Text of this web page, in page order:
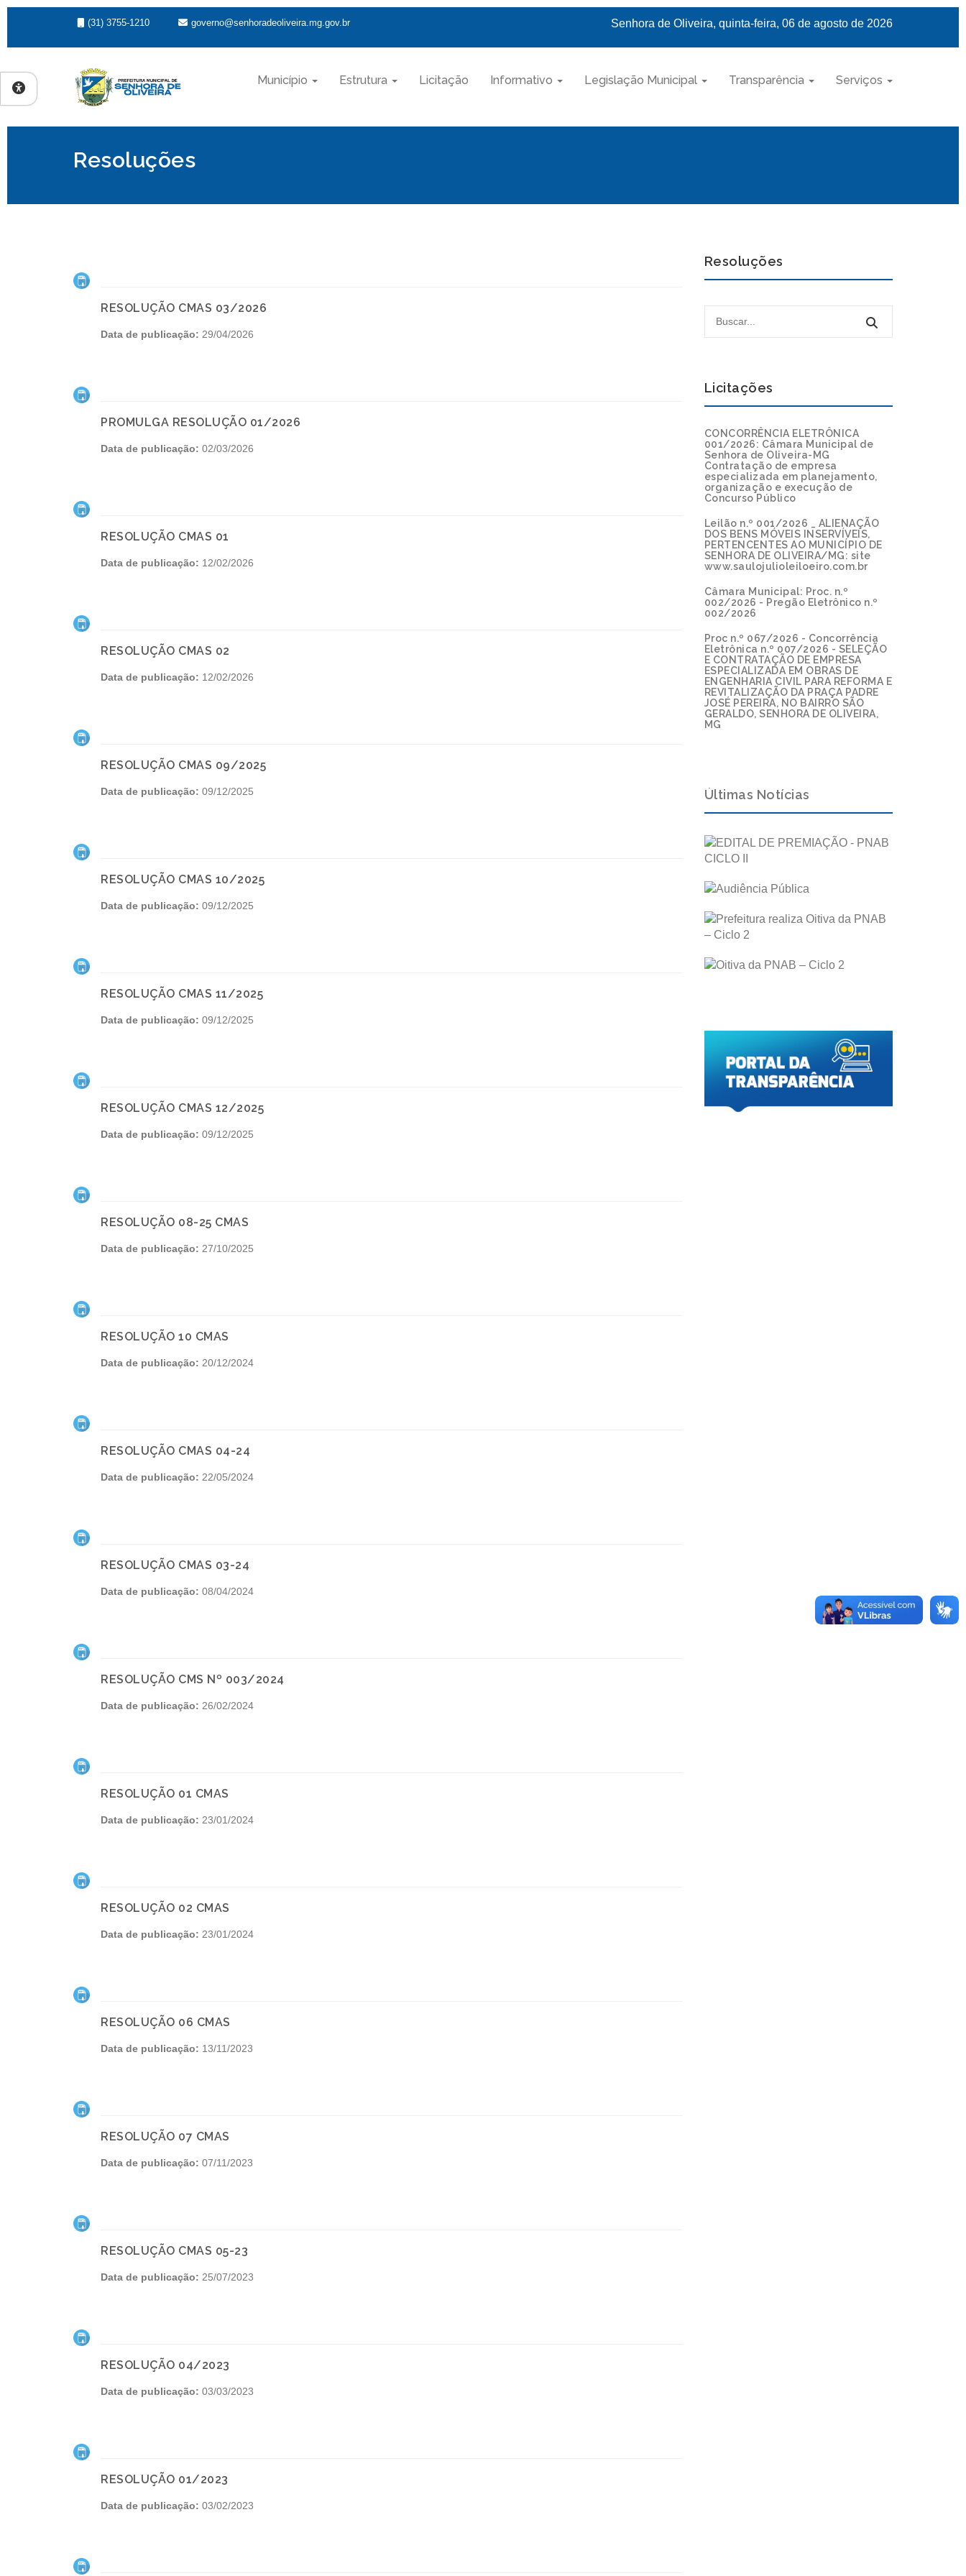
(31) 3755-1210 governo@senhoradeoliveira.mg.gov.br Senhora de Oliveira, quinta-feira, 06 de agosto de 2026
Município Estrutura Licitação Informativo Legislação Municipal Transparência Serviços
Resoluções
RESOLUÇÃO CMAS 03/2026
Data de publicação: 29/04/2026
PROMULGA RESOLUÇÃO 01/2026
Data de publicação: 02/03/2026
RESOLUÇÃO CMAS 01
Data de publicação: 12/02/2026
RESOLUÇÃO CMAS 02
Data de publicação: 12/02/2026
RESOLUÇÃO CMAS 09/2025
Data de publicação: 09/12/2025
RESOLUÇÃO CMAS 10/2025
Data de publicação: 09/12/2025
RESOLUÇÃO CMAS 11/2025
Data de publicação: 09/12/2025
RESOLUÇÃO CMAS 12/2025
Data de publicação: 09/12/2025
RESOLUÇÃO 08-25 CMAS
Data de publicação: 27/10/2025
RESOLUÇÃO 10 CMAS
Data de publicação: 20/12/2024
RESOLUÇÃO CMAS 04-24
Data de publicação: 22/05/2024
RESOLUÇÃO CMAS 03-24
Data de publicação: 08/04/2024
RESOLUÇÃO CMS Nº 003/2024
Data de publicação: 26/02/2024
RESOLUÇÃO 01 CMAS
Data de publicação: 23/01/2024
RESOLUÇÃO 02 CMAS
Data de publicação: 23/01/2024
RESOLUÇÃO 06 CMAS
Data de publicação: 13/11/2023
RESOLUÇÃO 07 CMAS
Data de publicação: 07/11/2023
RESOLUÇÃO CMAS 05-23
Data de publicação: 25/07/2023
RESOLUÇÃO 04/2023
Data de publicação: 03/03/2023
RESOLUÇÃO 01/2023
Data de publicação: 03/02/2023
Resoluções
Licitações
CONCORRÊNCIA ELETRÔNICA
001/2026: Câmara Municipal de
Senhora de Oliveira-MG
Contratação de empresa
especializada em planejamento,
organização e execução de
Concurso Público
Leilão n.º 001/2026 _ ALIENAÇÃO
DOS BENS MÓVEIS INSERVÍVEIS,
PERTENCENTES AO MUNICÍPIO DE
SENHORA DE OLIVEIRA/MG: site
www.saulojulioleiloeiro.com.br
Câmara Municipal: Proc. n.º
002/2026 - Pregão Eletrônico n.º
002/2026
Proc n.º 067/2026 - Concorrência
Eletrônica n.º 007/2026 - SELEÇÃO
E CONTRATAÇÃO DE EMPRESA
ESPECIALIZADA EM OBRAS DE
ENGENHARIA CIVIL PARA REFORMA E
REVITALIZAÇÃO DA PRAÇA PADRE
JOSÉ PEREIRA, NO BAIRRO SÃO
GERALDO, SENHORA DE OLIVEIRA,
MG
Últimas Notícias